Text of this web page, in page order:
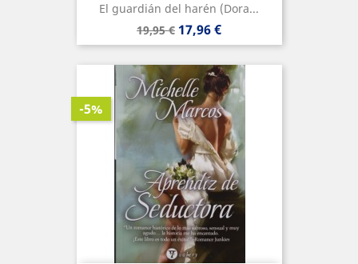
El guardián del harén (Dora...
Precio
base
19,95 € Precio
17,96 €
-5%